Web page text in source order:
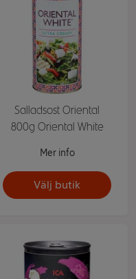
Salladsost Oriental
800g Oriental White
Mer info
Välj butik